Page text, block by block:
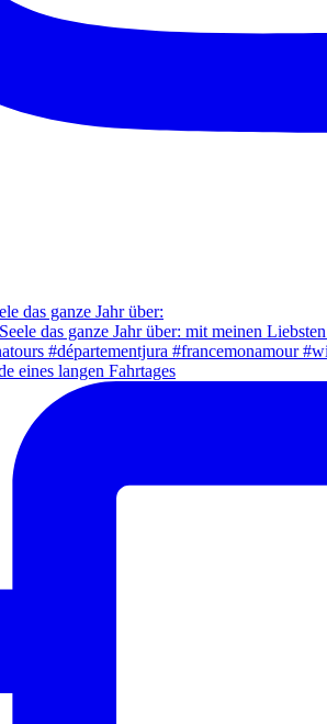
das ganze Jahr über:
eines langen Fahrtages